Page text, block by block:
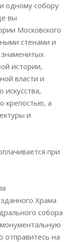
одному собору
вы
Московского
стенами и
истории,
власти и
крепостью, а
и
при
Храма
собора
отправитесь на